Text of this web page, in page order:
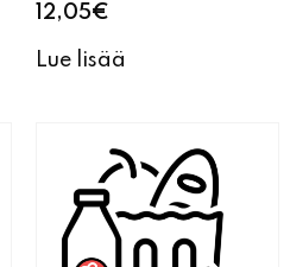
12,05€
Lue lisää